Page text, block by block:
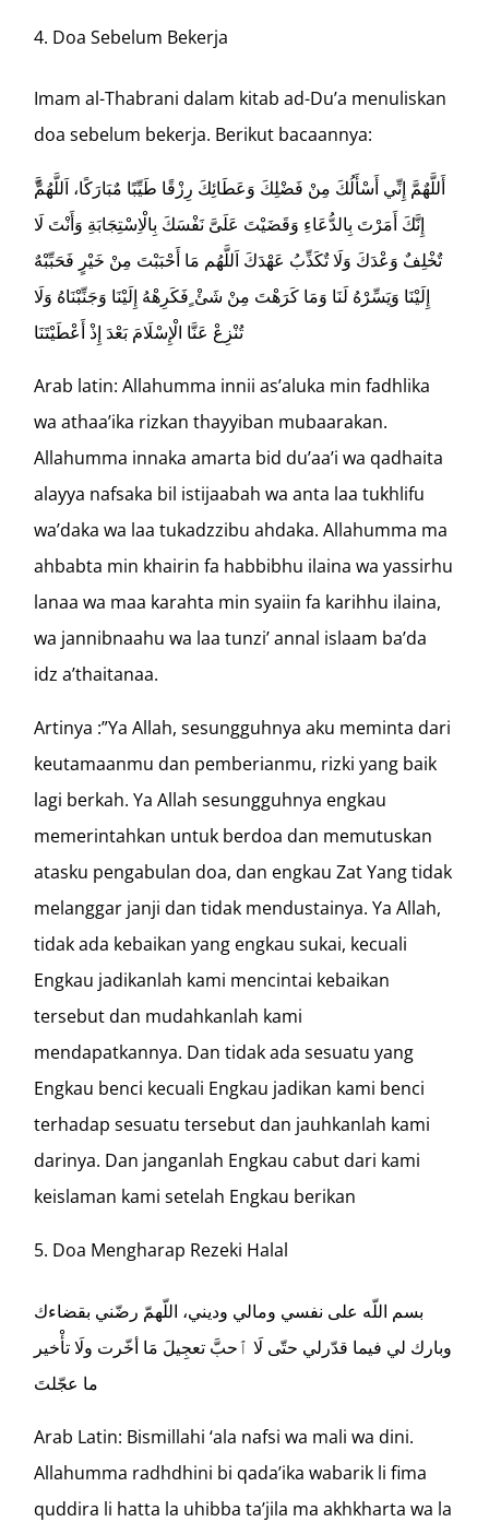
Doa Sebelum Bekerja
Imam al-Thabrani dalam kitab ad-Du’a menuliskan
doa sebelum bekerja. Berikut bacaannya:
إِنَّكَ أَمَرْتَ بِالدُّعَاءِ وَقَضَيْتَ عَلَىَّ نَفْسَكَ بِالْاِسْتِجَابَةِ وَأَنْتَ لَا
تٌخْلِفٌ وَعْدَكَ وَلَا تٌكَذِّبُ عَهْدَكَ اَللَّهُم مَا أَحْبَبْتَ مِنْ خَيْرٍ فَحَبِّبْهٌ
إِلَيْنَا وَيَسِّرْهُ لَنَا وَمَا كَرَهْتَ مِنْ شَئْ ٍفَكَرِهْهُ إِلَيْنَا وَجَنِّبْنَاهُ وَلَا
تُنْزِعْ عَنَّا الْإِسْلَامَ بَعْدَ إِذْ أَعْطَيْتَنَا
Arab latin: Allahumma innii as’aluka min fadhlika
wa athaa’ika rizkan thayyiban mubaarakan.
Allahumma innaka amarta bid du’aa’i wa qadhaita
alayya nafsaka bil istijaabah wa anta laa tukhlifu
wa’daka wa laa tukadzzibu ahdaka. Allahumma ma
ahbabta min khairin fa habbibhu ilaina wa yassirhu
lanaa wa maa karahta min syaiin fa karihhu ilaina,
wa jannibnaahu wa laa tunzi’ annal islaam ba’da
idz a’thaitanaa.
Artinya :”Ya Allah, sesungguhnya aku meminta dari
keutamaanmu dan pemberianmu, rizki yang baik
lagi berkah. Ya Allah sesungguhnya engkau
memerintahkan untuk berdoa dan memutuskan
atasku pengabulan doa, dan engkau Zat Yang tidak
melanggar janji dan tidak mendustainya. Ya Allah,
tidak ada kebaikan yang engkau sukai, kecuali
Engkau jadikanlah kami mencintai kebaikan
tersebut dan mudahkanlah kami
mendapatkannya. Dan tidak ada sesuatu yang
Engkau benci kecuali Engkau jadikan kami benci
terhadap sesuatu tersebut dan jauhkanlah kami
darinya. Dan janganlah Engkau cabut dari kami
keislaman kami setelah Engkau berikan
Doa Mengharap Rezeki Halal
بسم اللّه على نفسي ومالي وديني، اللّهمّ رضّني بقضاءك
وبارك لي فيما قدّرلي حتّى لَا ٱحبَّ تعجِيلَ مَا أخّرت ولَا تأْخير
ما عجّلتَ
Arab Latin: Bismillahi ‘ala nafsi wa mali wa dini.
Allahumma radhdhini bi qada’ika wabarik li fima
quddira li hatta la uhibba ta’jila ma akhkharta wa la